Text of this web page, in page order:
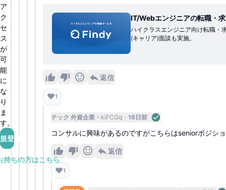
ア
ク
セ
ス
が
可
能
に
な
り
ま
す。
登録
持ちの方はこちら
IT/Webエンジニアの転職・
ハイクラスエンジニア向け転職・
(キャリア)面談も実施。
返信
❤️1
テック 外資企業 kiFCGq 16日前
コンサルに興味があるのですがこちらはseniorポジシ
返信
❤️1